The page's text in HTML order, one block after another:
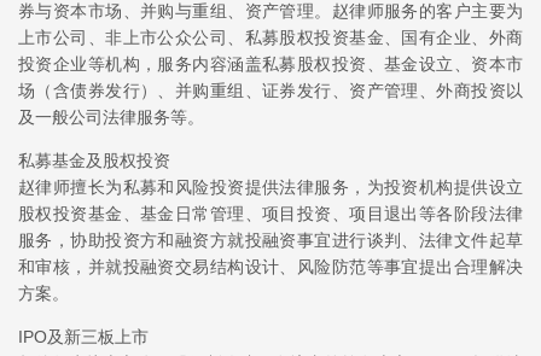
券与资本市场、并购与重组、资产管理。赵律师服务的客户主要为
上市公司、非上市公众公司、私募股权投资基金、国有企业、外商
投资企业等机构，服务内容涵盖私募股权投资、基金设立、资本市
场（含债券发行）、并购重组、证券发行、资产管理、外商投资以
及一般公司法律服务等。
私募基金及股权投资
赵律师擅长为私募和风险投资提供法律服务，为投资机构提供设立
股权投资基金、基金日常管理、项目投资、项目退出等各阶段法律
服务，协助投资方和融资方就投融资事宜进行谈判、法律文件起草
和审核，并就投融资交易结构设计、风险防范等事宜提出合理解决
方案。
IPO及新三板上市